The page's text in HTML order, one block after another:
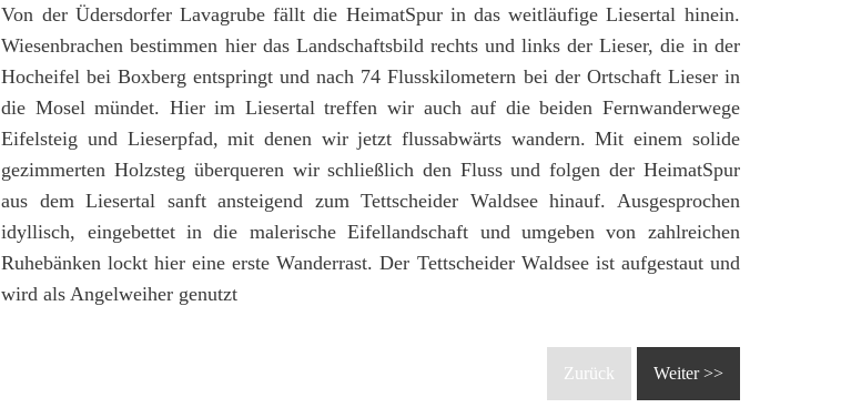
Von der Üdersdorfer Lavagrube fällt die HeimatSpur in das weitläufige Liesertal hinein.
Wiesenbrachen bestimmen hier das Landschaftsbild rechts und links der Lieser, die in der
Hocheifel bei Boxberg entspringt und nach 74 Flusskilometern bei der Ortschaft Lieser in
die Mosel mündet. Hier im Liesertal treffen wir auch auf die beiden Fernwanderwege
Eifelsteig und Lieserpfad, mit denen wir jetzt flussabwärts wandern. Mit einem solide
gezimmerten Holzsteg überqueren wir schließlich den Fluss und folgen der HeimatSpur
aus dem Liesertal sanft ansteigend zum Tettscheider Waldsee hinauf. Ausgesprochen
idyllisch, eingebettet in die malerische Eifellandschaft und umgeben von zahlreichen
Ruhebänken lockt hier eine erste Wanderrast. Der Tettscheider Waldsee ist aufgestaut und
wird als Angelweiher genutzt
Zurück Weiter >>